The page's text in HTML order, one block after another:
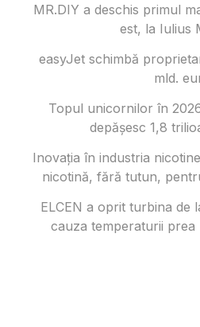
MR.DIY a deschis primul
est, la Iulius
easyJet schimbă
mld.
Topul unicornilor în
depășesc 1,8
Inovația în industria
nicotină, fără tutun,
ELCEN a oprit turbina de
cauza temperaturii